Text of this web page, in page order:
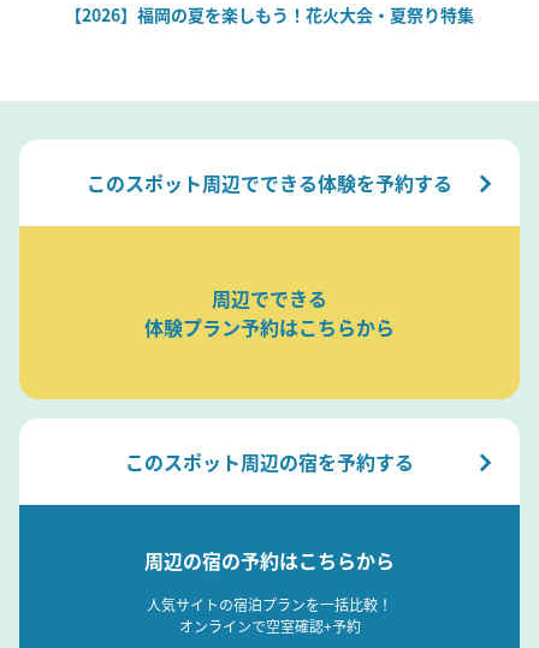
【2026】福岡の夏を楽しもう！花火大会・夏祭り特集
このスポット周辺でできる体験を予約する
周辺でできる
体験プラン予約はこちらから
このスポット周辺の宿を予約する
周辺の宿の予約はこちらから
人気サイトの宿泊プランを一括比較！
オンラインで空室確認+予約